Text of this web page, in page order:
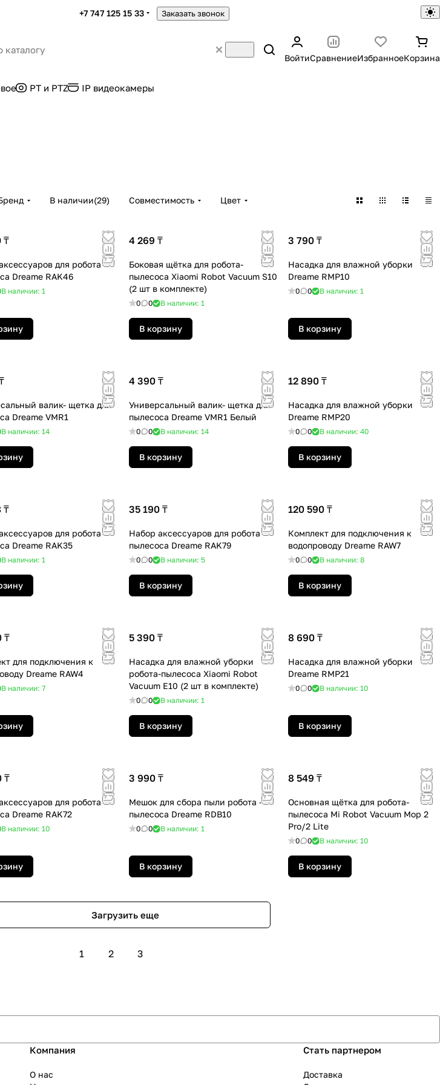
+7 747 125 15 33 Заказать звонок
ВойтиСравнениеИзбранноеКорзина
PT и PTZ IP видеокамеры
В наличии(29) Совместимость Цвет
₸
для робота -
Dreame RAK46
В наличии: 1
4 269 ₸
Боковая щётка для робота-
пылесоса Xiaomi Robot Vacuum S10
(2 шт в комплекте)
0 0 В наличии: 1
В корзину
3 790 ₸
Насадка для влажной уборки
Dreame RMP10
0 0 В наличии: 1
В корзину
валик- щетка для
Dreame VMR1
В наличии: 14
4 390 ₸
Универсальный валик- щетка для
пылесоса Dreame VMR1 Белый
0 0 В наличии: 14
В корзину
12 890 ₸
Насадка для влажной уборки
Dreame RMP20
0 0 В наличии: 40
В корзину
₸
для робота -
Dreame RAK35
В наличии: 1
35 190 ₸
Набор аксессуаров для робота -
пылесоса Dreame RAK79
0 0 В наличии: 5
В корзину
120 590 ₸
Комплект для подключения к
водопроводу Dreame RAW7
0 0 В наличии: 8
В корзину
₸
для подключения к
Dreame RAW4
В наличии: 7
5 390 ₸
Насадка для влажной уборки
робота-пылесоса Xiaomi Robot
Vacuum E10 (2 шт в комплекте)
0 0 В наличии: 1
В корзину
8 690 ₸
Насадка для влажной уборки
Dreame RMP21
0 0 В наличии: 10
В корзину
₸
для робота -
Dreame RAK72
В наличии: 10
3 990 ₸
Мешок для сбора пыли робота -
пылесоса Dreame RDB10
0 0 В наличии: 1
В корзину
8 549 ₸
Основная щётка для робота-
пылесоса Mi Robot Vacuum Mop 2
Pro/2 Lite
0 0 В наличии: 10
В корзину
Загрузить еще
1 2 3
Компания
О нас
Стать партнером
Доставка